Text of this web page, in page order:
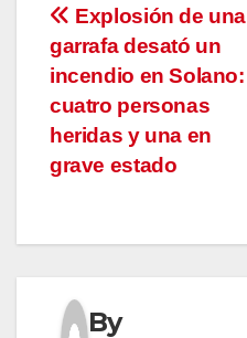
Navegación
de
entradas
Explosión de una
garrafa desató un
incendio en Solano:
cuatro personas
heridas y una en
grave estado
By